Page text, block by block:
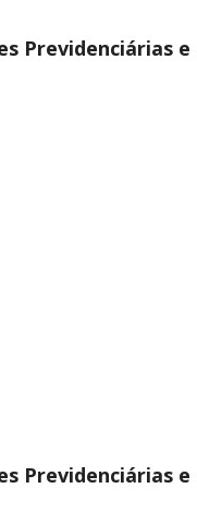
Previdenciárias e
Previdenciárias e